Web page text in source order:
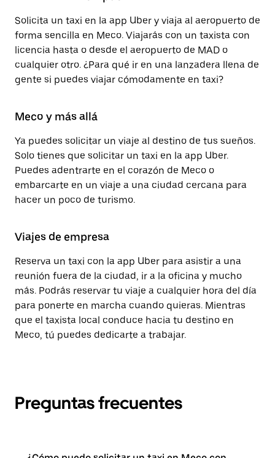
Solicita un taxi en la app Uber y viaja al aeropuerto de
forma sencilla en Meco. Viajarás con un taxista con
licencia hasta o desde el aeropuerto de MAD o
cualquier otro. ¿Para qué ir en una lanzadera llena de
gente si puedes viajar cómodamente en taxi?
Meco y más allá
Ya puedes solicitar un viaje al destino de tus sueños.
Solo tienes que solicitar un taxi en la app Uber.
Puedes adentrarte en el corazón de Meco o
embarcarte en un viaje a una ciudad cercana para
hacer un poco de turismo.
Viajes de empresa
Reserva un taxi con la app Uber para asistir a una
reunión fuera de la ciudad, ir a la oficina y mucho
más. Podrás reservar tu viaje a cualquier hora del día
para ponerte en marcha cuando quieras. Mientras
que el taxista local conduce hacia tu destino en
Meco, tú puedes dedicarte a trabajar.
Preguntas frecuentes